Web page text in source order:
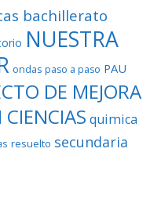
bachillerato
NUESTRA
ondas paso a paso PAU
DE MEJORA
CIENCIAS quimica
resuelto secundaria